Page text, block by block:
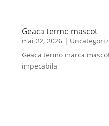
Geaca termo mascot
mai 22, 2026|
Geaca termo marca
impecabila